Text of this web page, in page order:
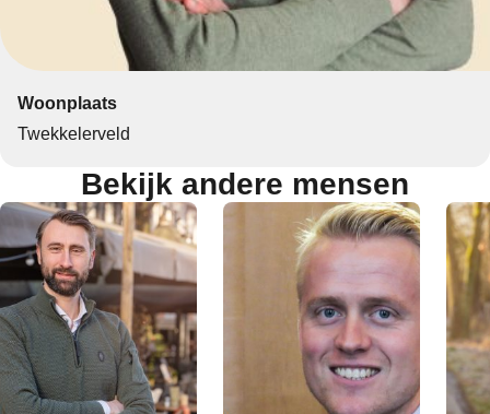
Woonplaats
Twekkelerveld
Bekijk andere mensen